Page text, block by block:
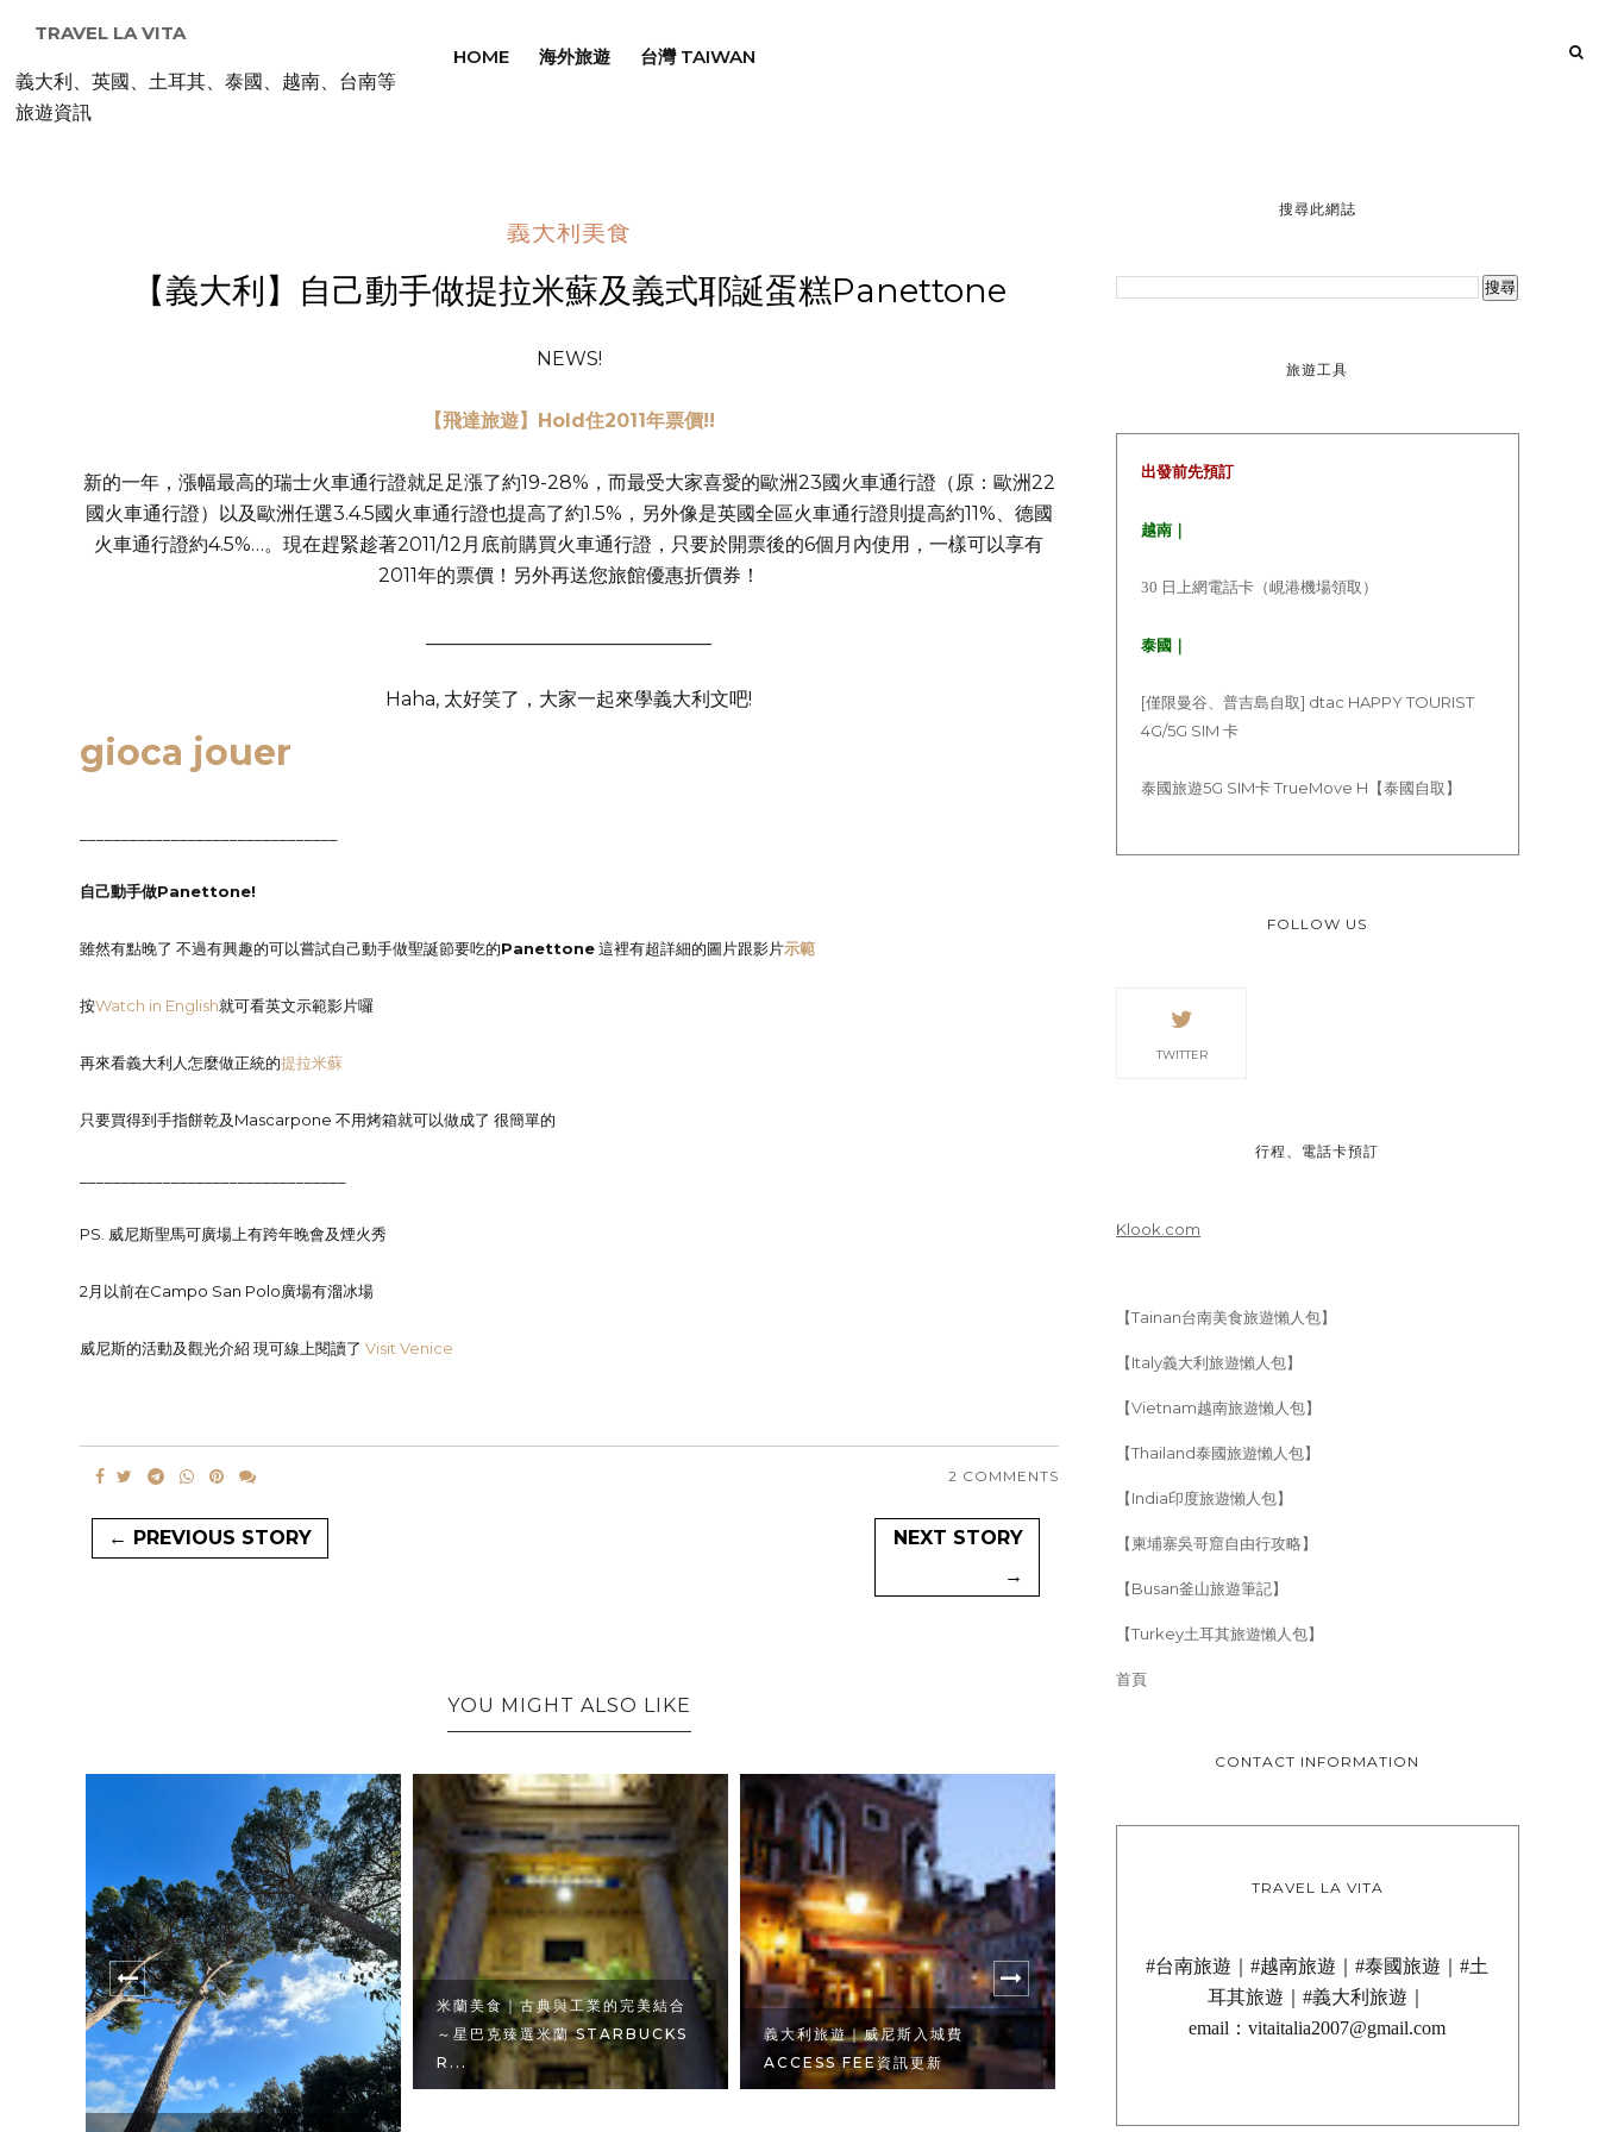
TRAVEL LA VITA
義大利、英國、土耳其、泰國、越南、台南等
旅遊資訊
HOME 海外旅遊 台灣 TAIWAN
義大利美食
【義大利】自己動手做提拉米蘇及義式耶誕蛋糕Panettone
NEWS!
【飛達旅遊】Hold住2011年票價!!
新的一年，漲幅最高的瑞士火車通行證就足足漲了約19-28%，而最受大家喜愛的歐洲23國火車通行證（原：歐洲22
國火車通行證）以及歐洲任選3.4.5國火車通行證也提高了約1.5%，另外像是英國全區火車通行證則提高約11%、德國
火車通行證約4.5%…。現在趕緊趁著2011/12月底前購買火車通行證，只要於開票後的6個月內使用，一樣可以享有
2011年的票價！另外再送您旅館優惠折價券！
Haha, 太好笑了，大家一起來學義大利文吧!
gioca jouer
自己動手做Panettone!
雖然有點晚了 不過有興趣的可以嘗試自己動手做聖誕節要吃的Panettone這裡有超詳細的圖片跟影片示範
按Watch in English就可看英文示範影片囉
再來看義大利人怎麼做正統的提拉米蘇
只要買得到手指餅乾及Mascarpone 不用烤箱就可以做成了 很簡單的
PS. 威尼斯聖馬可廣場上有跨年晚會及煙火秀
2月以前在Campo San Polo廣場有溜冰場
威尼斯的活動及觀光介紹 現可線上閱讀了Visit Venice
2 COMMENTS
← PREVIOUS STORY
NEXT STORY
→
YOU MIGHT ALSO LIKE
米蘭美食｜古典與工業的完美結合
～星巴克臻選米蘭 STARBUCKS
R...
義大利旅遊｜威尼斯入城費
ACCESS FEE資訊更新
義大利旅遊｜佛羅倫斯旅館推薦～
卡拉瓦喬旅館 HOTEL
下午茶 FOUR
搜尋此網誌
旅遊工具
出發前先預訂
越南｜
30 日上網電話卡（峴港機場領取）
泰國｜
[僅限曼谷、普吉島自取] dtac HAPPY TOURIST
4G/5G SIM 卡
泰國旅遊5G SIM卡 TrueMove H【泰國自取】
FOLLOW US
TWITTER
行程、電話卡預訂
Klook.com
【Tainan台南美食旅遊懶人包】
【Italy義大利旅遊懶人包】
【Vietnam越南旅遊懶人包】
【Thailand泰國旅遊懶人包】
【India印度旅遊懶人包】
【柬埔寨吳哥窟自由行攻略】
【Busan釜山旅遊筆記】
【Turkey土耳其旅遊懶人包】
首頁
CONTACT INFORMATION
TRAVEL LA VITA
#台南旅遊｜#越南旅遊｜#泰國旅遊｜#土
耳其旅遊｜#義大利旅遊｜
email：vitaitalia2007@gmail.com